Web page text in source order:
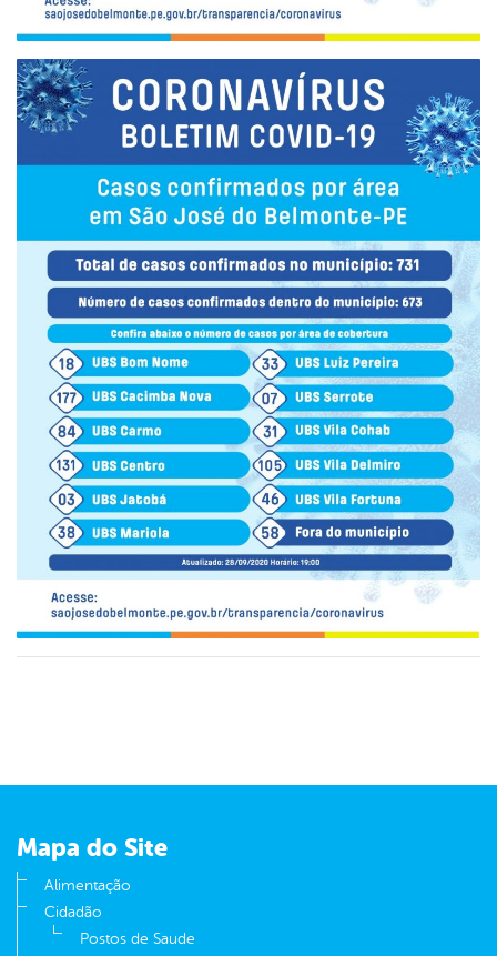
Mapa do Site
Alimentação
Cidadão
Postos de Saude